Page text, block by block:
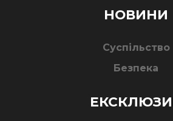
НОВИНИ
Суспільство
Безпека